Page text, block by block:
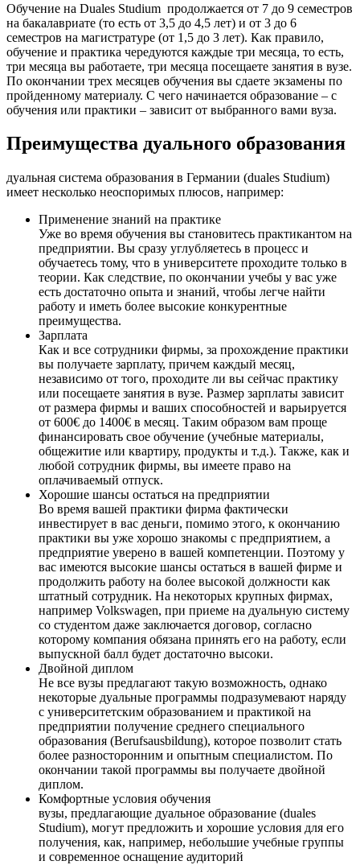
Обучение на Duales Studium продолжается от 7 до 9 семестров
на бакалавриате (то есть от 3,5 до 4,5 лет) и от 3 до 6
семестров на магистратуре (от 1,5 до 3 лет). Как правило,
обучение и практика чередуются каждые три месяца, то есть,
три месяца вы работаете, три месяца посещаете занятия в вузе.
По окончании трех месяцев обучения вы сдаете экзамены по
пройденному материалу. С чего начинается образование – с
обучения или практики – зависит от выбранного вами вуза.
Преимущества дуального образования
дуальная система образования в Германии (duales Studium)
имеет несколько неоспоримых плюсов, например:
Применение знаний на практике
Уже во время обучения вы становитесь практикантом на
предприятии. Вы сразу углубляетесь в процесс и
обучаетесь тому, что в университете проходите только в
теории. Как следствие, по окончании учебы у вас уже
есть достаточно опыта и знаний, чтобы легче найти
работу и иметь более высокие конкурентные
преимущества.
Зарплата
Как и все сотрудники фирмы, за прохождение практики
вы получаете зарплату, причем каждый месяц,
независимо от того, проходите ли вы сейчас практику
или посещаете занятия в вузе. Размер зарплаты зависит
от размера фирмы и ваших способностей и варьируется
от 600€ до 1400€ в месяц. Таким образом вам проще
финансировать свое обучение (учебные материалы,
общежитие или квартиру, продукты и т.д.). Также, как и
любой сотрудник фирмы, вы имеете право на
оплачиваемый отпуск.
Хорошие шансы остаться на предприятии
Во время вашей практики фирма фактически
инвестирует в вас деньги, помимо этого, к окончанию
практики вы уже хорошо знакомы с предприятием, а
предприятие уверено в вашей компетенции. Поэтому у
вас имеются высокие шансы остаться в вашей фирме и
продолжить работу на более высокой должности как
штатный сотрудник. На некоторых крупных фирмах,
например Volkswagen, при приеме на дуальную систему
со студентом даже заключается договор, согласно
которому компания обязана принять его на работу, если
выпускной балл будет достаточно высоки.
Двойной диплом
Не все вузы предлагают такую возможность, однако
некоторые дуальные программы подразумевают наряду
с университетским образованием и практикой на
предприятии получение среднего специального
образования (Berufsausbildung), которое позволит стать
более разносторонним и опытным специалистом. По
окончании такой программы вы получаете двойной
диплом.
Комфортные условия обучения
вузы, предлагающие дуальное образование (duales
Studium), могут предложить и хорошие условия для его
получения, как, например, небольшие учебные группы
и современное оснащение аудиторий